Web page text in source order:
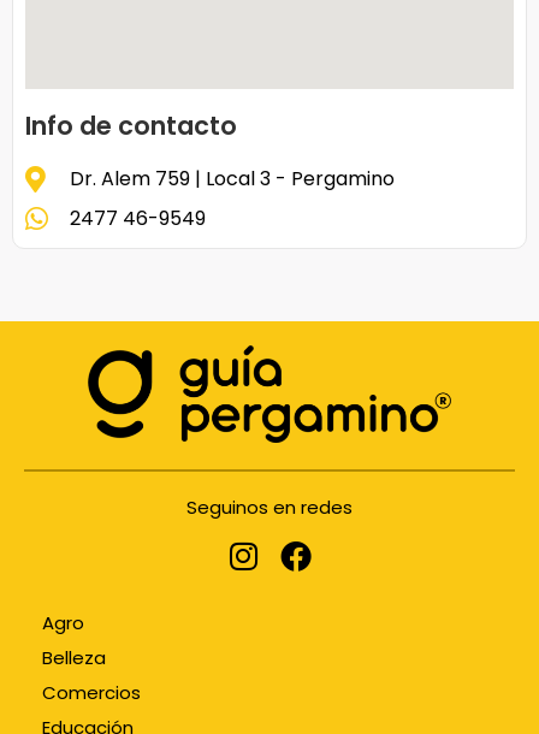
Info de contacto
Dr. Alem 759 | Local 3 - Pergamino
2477 46-9549
Seguinos en redes
Agro
Belleza
Comercios
Educación